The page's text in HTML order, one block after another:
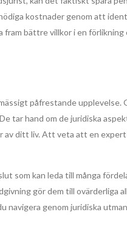
kostnader genom att
bättre villkor i en
påfrestande upplevelse.
tar hand om de juridiska
av ditt liv. Att veta att en
som kan leda till många
gör dem till ovärderliga
navigera genom juridiska